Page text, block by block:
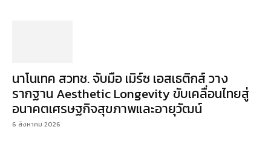
นาโนเทค สวทช. จับมือ เมิร์ซ เอสเธติกส์ วาง
รากฐาน Aesthetic Longevity ขับเคลื่อนไทยสู่
อนาคตเศรษฐกิจสุขภาพและอายุวัฒน์
6 สิงหาคม 2026